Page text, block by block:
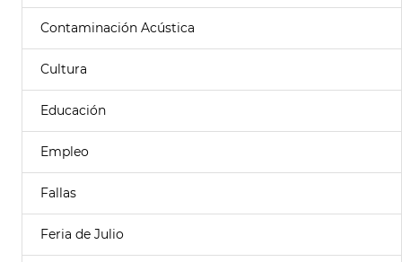
Contaminación Acústica
Cultura
Educación
Empleo
Fallas
Feria de Julio